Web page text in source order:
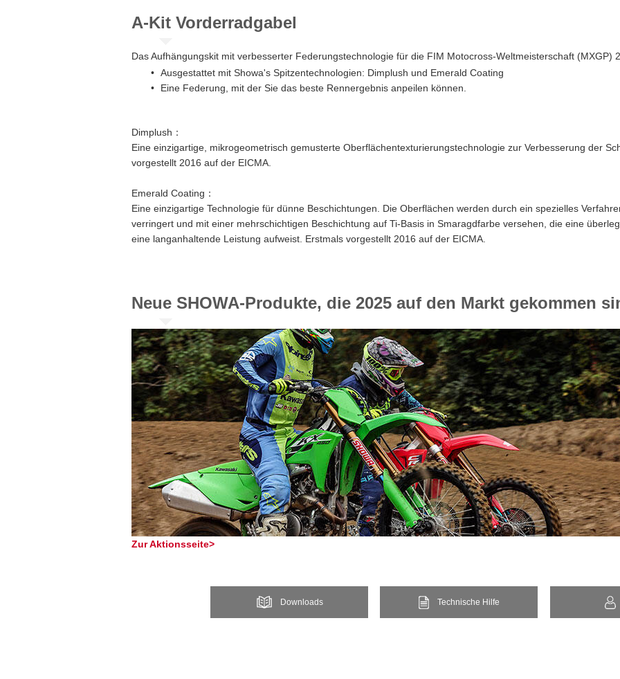
A-Kit​ Vorderradgabel
Das Aufhängungskit mit verbesserter Federungstechnologie für die FIM Motocross-Weltmeisterschaft (MXGP)
Ausgestattet mit Showa's Spitzentechnologien: Dimplush und Emerald Coating​
Eine Federung, mit der Sie das beste Rennergebnis anpeilen können.
​Dimplush：
​Eine einzigartige, mikrogeometrisch gemusterte Oberflächentexturierungstechnologie zur Verbesserung der
vorgestellt 2016 auf der EICMA.
Emerald Coating：
​Eine einzigartige Technologie für dünne Beschichtungen. Die Oberflächen werden durch ein spezielles
verringert und mit einer mehrschichtigen Beschichtung auf Ti-Basis in Smaragdfarbe versehen, die eine
eine langanhaltende Leistung aufweist. Erstmals vorgestellt 2016 auf der EICMA.
Neue SHOWA-Produkte, die 2025 auf den Markt gekommen
Zur Aktionsseite>
Downloads Technische Hilfe